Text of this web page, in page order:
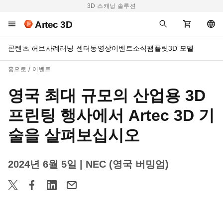
3D 스캐닝 솔루션
Artec 3D
콘텐츠 허브사례러닝 센터동영상이벤트소식팸플릿3D 모델
홈으로 이벤트
영국 최대 규모의 산업용 3D
프린팅 행사에서 Artec 3D 기
술을 살펴보십시오
2024년 6월 5일 | NEC (영국 버밍엄)